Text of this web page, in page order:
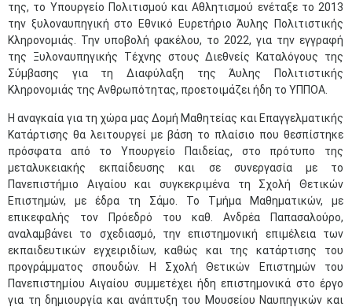
της, το Υπουργείο Πολιτισμού και Αθλητισμού ενέταξε το 2013
την ξυλοναυπηγική στο Εθνικό Ευρετήριο Άυλης Πολιτιστικής
Κληρονομιάς. Την υποβολή φακέλου, το 2022, για την εγγραφή
της Ξυλοναυπηγικής Τέχνης στους Διεθνείς Καταλόγους της
Σύμβασης για τη Διαφύλαξη της Άυλης Πολιτιστικής
Κληρονομιάς της Ανθρωπότητας, προετοιμάζει ήδη το ΥΠΠΟΑ.
Η αναγκαία για τη χώρα μας Δομή Μαθητείας και Επαγγελματικής
Κατάρτισης θα λειτουργεί με βάση το πλαίσιο που θεσπίστηκε
πρόσφατα από το Υπουργείο Παιδείας, στο πρότυπο της
μεταλυκειακής εκπαίδευσης και σε συνεργασία με το
Πανεπιστήμιο Αιγαίου και συγκεκριμένα τη Σχολή Θετικών
Επιστημών, με έδρα τη Σάμο. Το Τμήμα Μαθηματικών, με
επικεφαλής τον Πρόεδρό του καθ. Ανδρέα Παπασαλούρο,
αναλαμβάνει το σχεδιασμό, την επιστημονική επιμέλεια των
εκπαιδευτικών εγχειριδίων, καθώς και της κατάρτισης του
προγράμματος σπουδών. Η Σχολή Θετικών Επιστημών του
Πανεπιστημίου Αιγαίου συμμετέχει ήδη επιστημονικά στο έργο
για τη δημιουργία και ανάπτυξη του Μουσείου Ναυπηγικών και